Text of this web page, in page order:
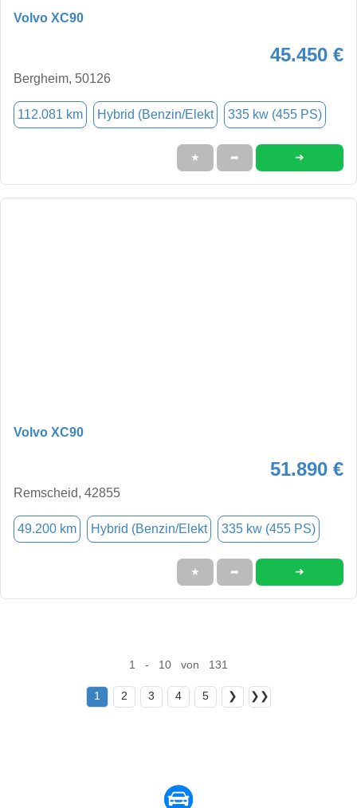
Volvo XC90
45.450 €
Bergheim, 50126
112.081 km Hybrid (Benzin/Elekt 335 kw (455 PS)
★ ➦ ➜
Volvo XC90
51.890 €
Remscheid, 42855
49.200 km Hybrid (Benzin/Elekt 335 kw (455 PS)
★ ➦ ➜
1 - 10 von 131
1 2 3 4 5 ❯ ❯❯